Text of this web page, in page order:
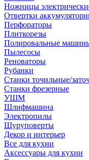
Ножницы
Отвертки
Перфораторы
Плиткорезы
Полировальные
Пылесосы
Реноваторы
Рубанки
Станки точильные/
Станки фрезерные
УШМ
Шлифмашина
Электропилы
Шуруповерты
Декор и интерьер
Все для кухни
Аксессуары для кухни